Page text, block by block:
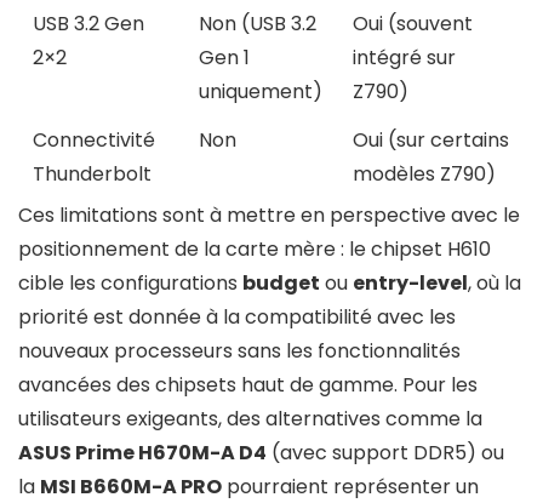
USB 3.2 Gen
2×2
Non (USB 3.2
Gen 1
uniquement)
Oui (souvent
intégré sur
Z790)
Connectivité
Thunderbolt
Non
Oui (sur certains
modèles Z790)
Ces limitations sont à mettre en perspective avec le
positionnement de la carte mère : le chipset H610
cible les configurations budget ou entry-level, où la
priorité est donnée à la compatibilité avec les
nouveaux processeurs sans les fonctionnalités
avancées des chipsets haut de gamme. Pour les
utilisateurs exigeants, des alternatives comme la
ASUS Prime H670M-A D4 (avec support DDR5) ou
la MSI B660M-A PRO pourraient représenter un